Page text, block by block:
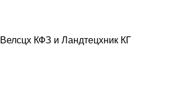
Велсцх КФЗ и Ландтецхник КГ